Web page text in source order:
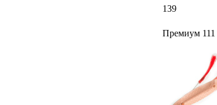
139
Премиум 111